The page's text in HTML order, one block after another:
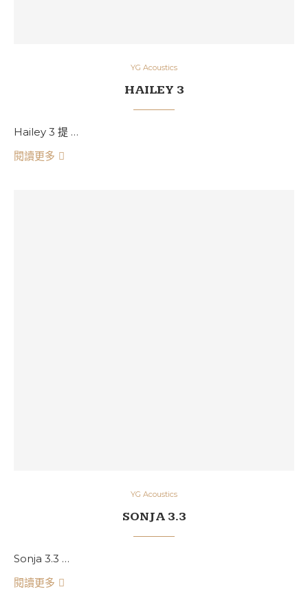
YG Acoustics
HAILEY 3
Hailey 3 提 …
閱讀更多
YG Acoustics
SONJA 3.3
Sonja 3.3 …
閱讀更多